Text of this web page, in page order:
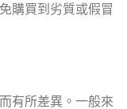
購買到劣質或假冒
有所差異。一般來